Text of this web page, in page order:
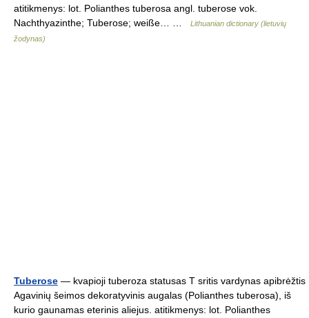
atitikmenys: lot. Polianthes tuberosa angl. tuberose vok.
Nachthyazinthe; Tuberose; weiße… …
Lithuanian dictionary (lietuvių
žodynas)
Tuberose — kvapioji tuberoza statusas T sritis vardynas apibrėžtis
Agavinių šeimos dekoratyvinis augalas (Polianthes tuberosa), iš
kurio gaunamas eterinis aliejus. atitikmenys: lot. Polianthes